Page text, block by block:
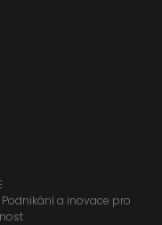
a inovace pro